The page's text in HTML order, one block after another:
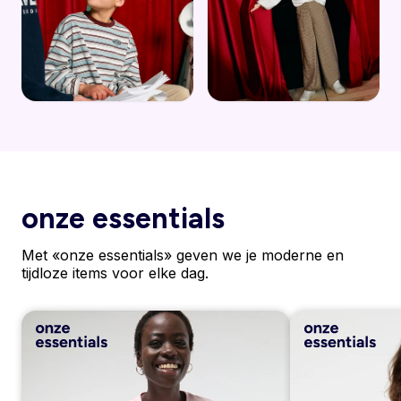
onze essentials
Met «onze essentials» geven we je moderne en
tijdloze items voor elke dag.